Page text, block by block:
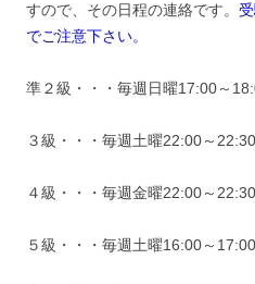
すので、その日程の連絡です。
でご注意下さい。
準２級・・・毎週日曜17:00～
３級・・・毎週土曜22:00～
４級・・・毎週金曜22:00～
５級・・・毎週土曜16:00～